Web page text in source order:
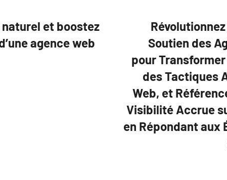
et boostez
agence web
Soutien des
pour
des Tactiques
Web, et
Visibilité Accrue
en Répondant aux